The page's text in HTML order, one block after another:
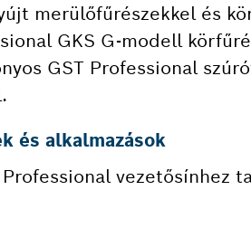
merülőfűrészekkel és
GKS G-modell
GST Professional
és alkalmazások
vezetősínhez